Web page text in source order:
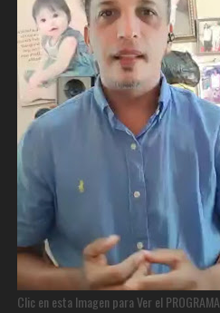
Clic en esta Imagen para Ver el